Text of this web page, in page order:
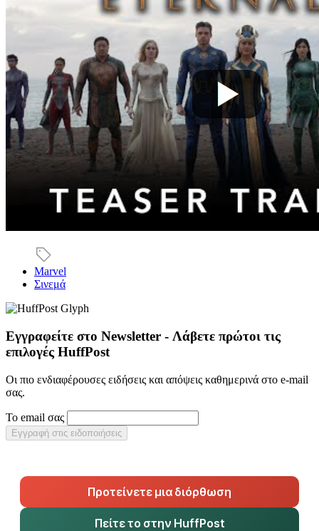
Marvel
Σινεμά
Εγγραφείτε στο Newsletter - Λάβετε πρώτοι τις
επιλογές HuffPost
Οι πιο ενδιαφέρουσες ειδήσεις και απόψεις καθημερινά στο e-mail
σας.
Το email σας
Εγγραφή στις ειδοποιήσεις
Προτείνετε μια διόρθωση
Πείτε το στην HuffPost